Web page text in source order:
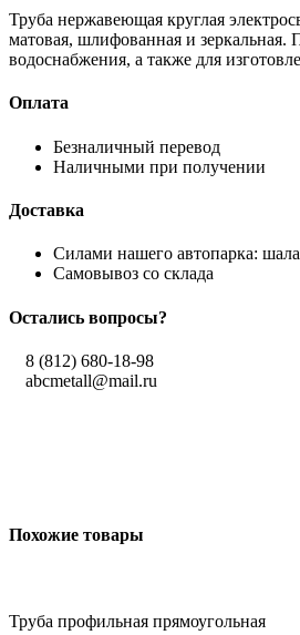
Труба нержавеющая круглая
матовая, шлифованная и зеркальная.
водоснабжения, а также для
Оплата
Безналичный перевод
Наличными при получении
Доставка
Силами нашего автопарка:
Самовывоз со склада
Остались вопросы?
8 (812) 680-18-98
abcmetall@mail.ru
Похожие товары
Труба профильная прямоугольная